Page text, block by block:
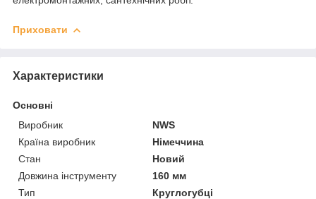
Приховати
Характеристики
Основні
Виробник
NWS
Країна виробник
Німеччина
Стан
Новий
Довжина інструменту
160 мм
Тип
Круглогубці